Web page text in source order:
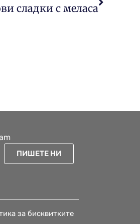
сладки с меласа
ПИШЕТЕ НИ
за бисквитките